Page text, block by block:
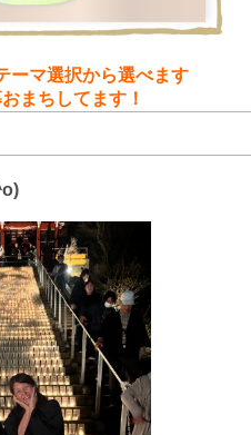
ーマ選択から選べます
まちしてます！